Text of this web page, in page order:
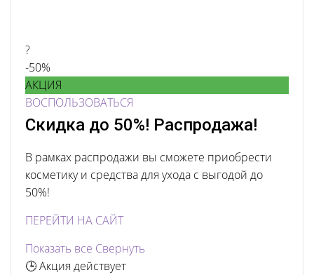
?
-50%
АКЦИЯ
ВОСПОЛЬЗОВАТЬСЯ
Скидка до 50%! Распродажа!
В рамках распродажи вы сможете приобрести
косметику и средства для ухода с выгодой до
50%!
ПЕРЕЙТИ НА САЙТ
Показать все Свернуть
🕒 Акция действует